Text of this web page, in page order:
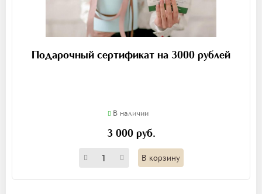
Подарочный сертификат на 3000 рублей
В наличии
3 000 руб.
В корзину